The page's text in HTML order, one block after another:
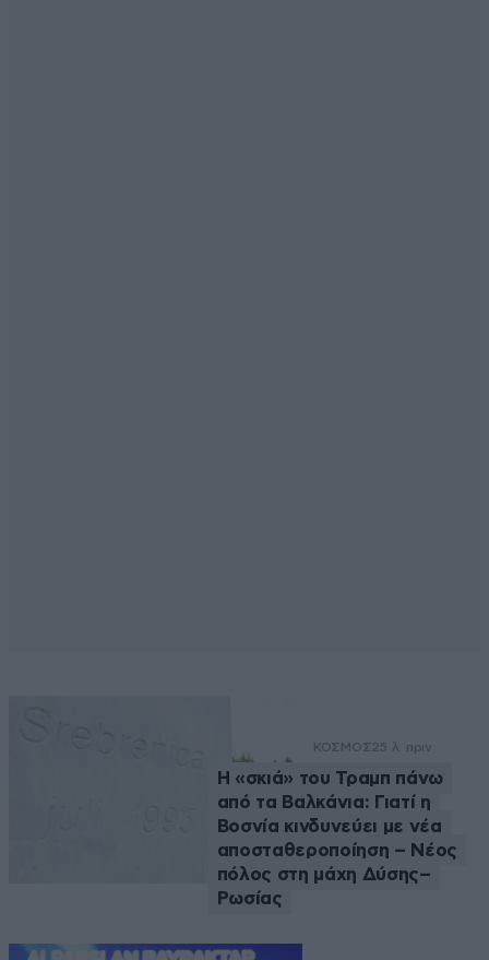
ΚΟΣΜΟΣ25 λ. πριν
Η «σκιά» του Τραμπ πάνω
από τα Βαλκάνια: Γιατί η
Βοσνία κινδυνεύει με νέα
αποσταθεροποίηση – Νέος
πόλος στη μάχη Δύσης–
Ρωσίας